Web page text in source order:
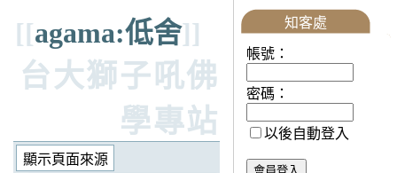
[[agama:低舍]]
台大獅子吼佛
學專站
知客處
帳號：
密碼：
以後自動登入